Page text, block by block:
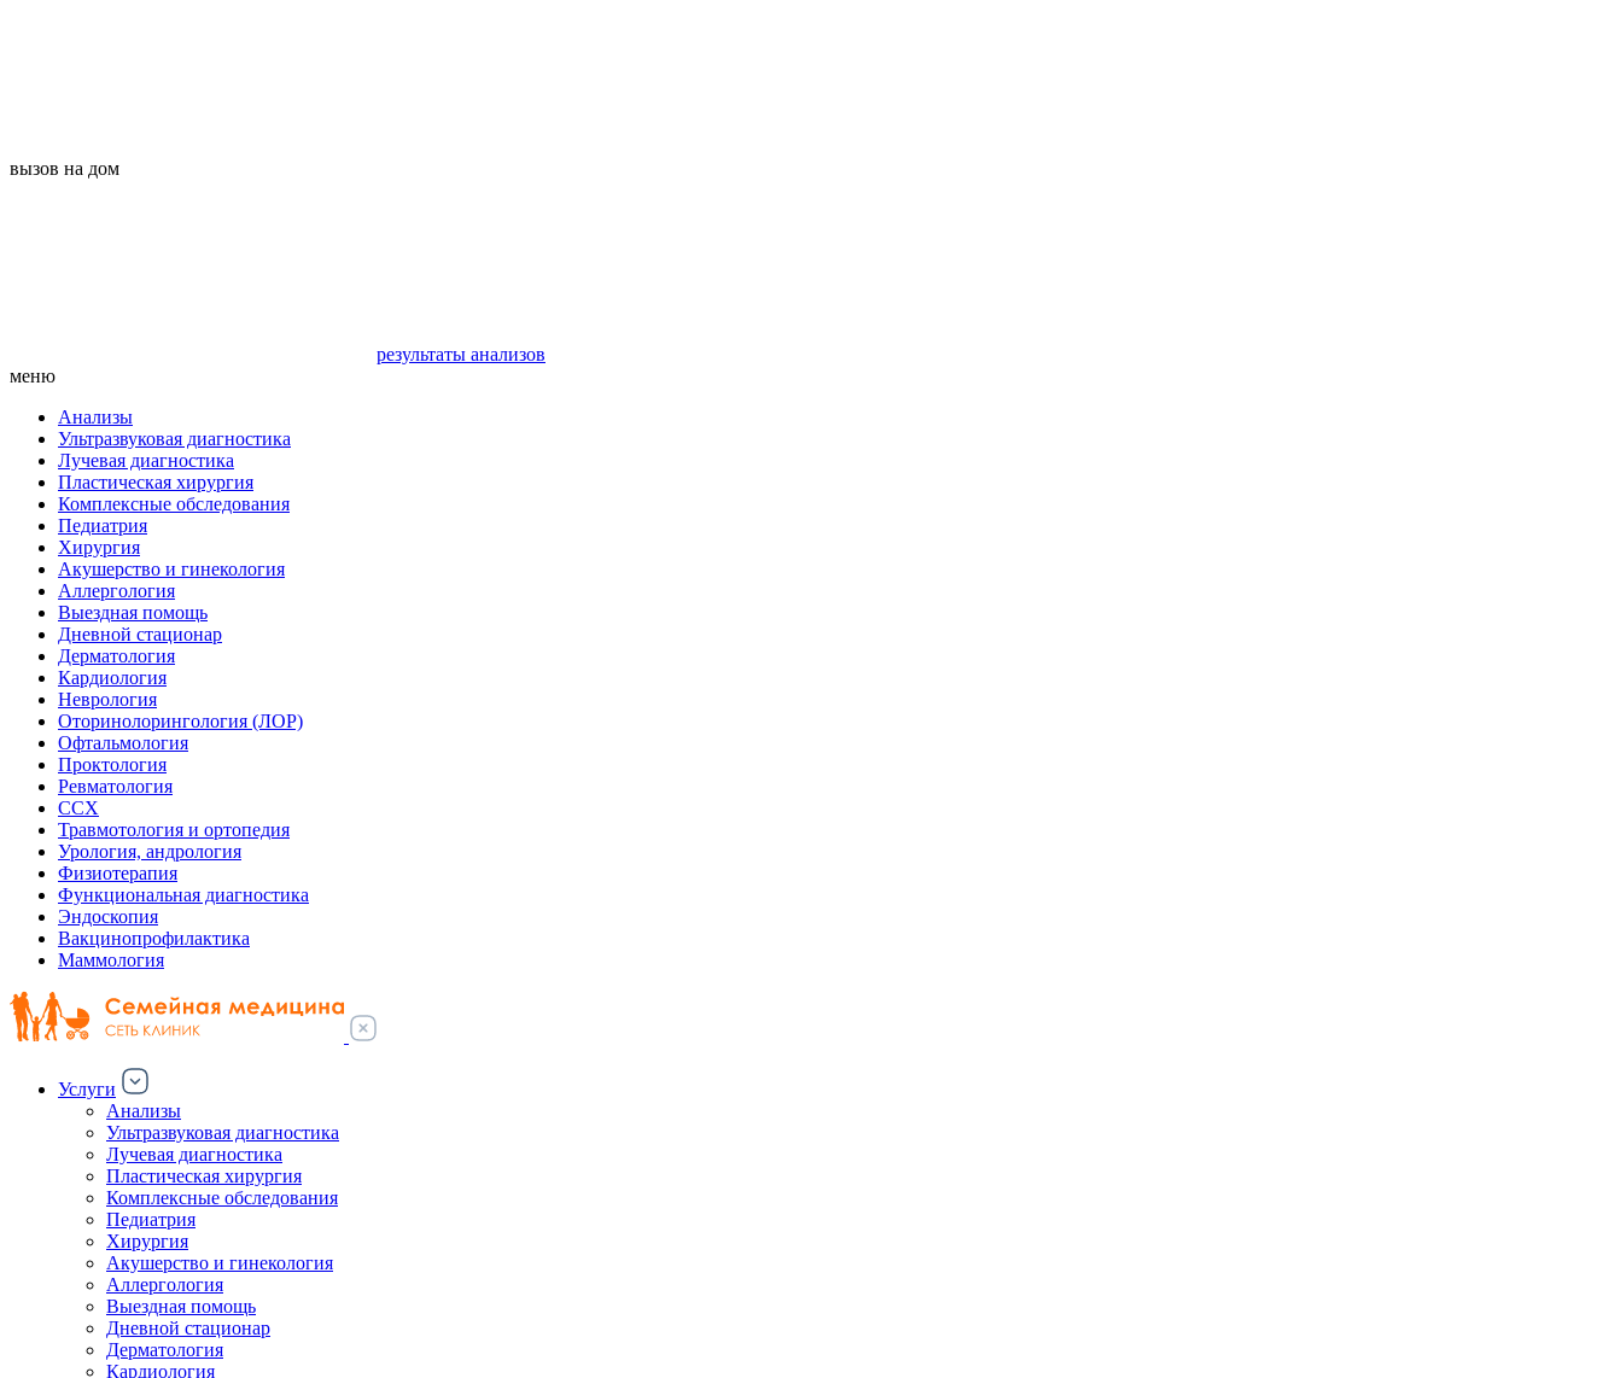
вызов на дом
результаты анализов
меню
Анализы
Ультразвуковая диагностика
Лучевая диагностика
Пластическая хирургия
Комплексные обследования
Педиатрия
Хирургия
Акушерство и гинекология
Аллергология
Выездная помощь
Дневной стационар
Дерматология
Кардиология
Неврология
Оторинолорингология (ЛОР)
Офтальмология
Проктология
Ревматология
ССХ
Травмотология и ортопедия
Урология, андрология
Физиотерапия
Функциональная диагностика
Эндоскопия
Вакцинопрофилактика
Маммология
Услуги
Анализы
Ультразвуковая диагностика
Лучевая диагностика
Пластическая хирургия
Комплексные обследования
Педиатрия
Хирургия
Акушерство и гинекология
Аллергология
Выездная помощь
Дневной стационар
Дерматология
Кардиология